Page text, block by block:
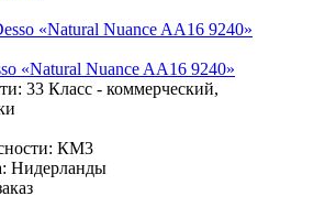
«Natural Nuance AA16 9240»
33 Класс - коммерческий,
КМ3
Нидерланды